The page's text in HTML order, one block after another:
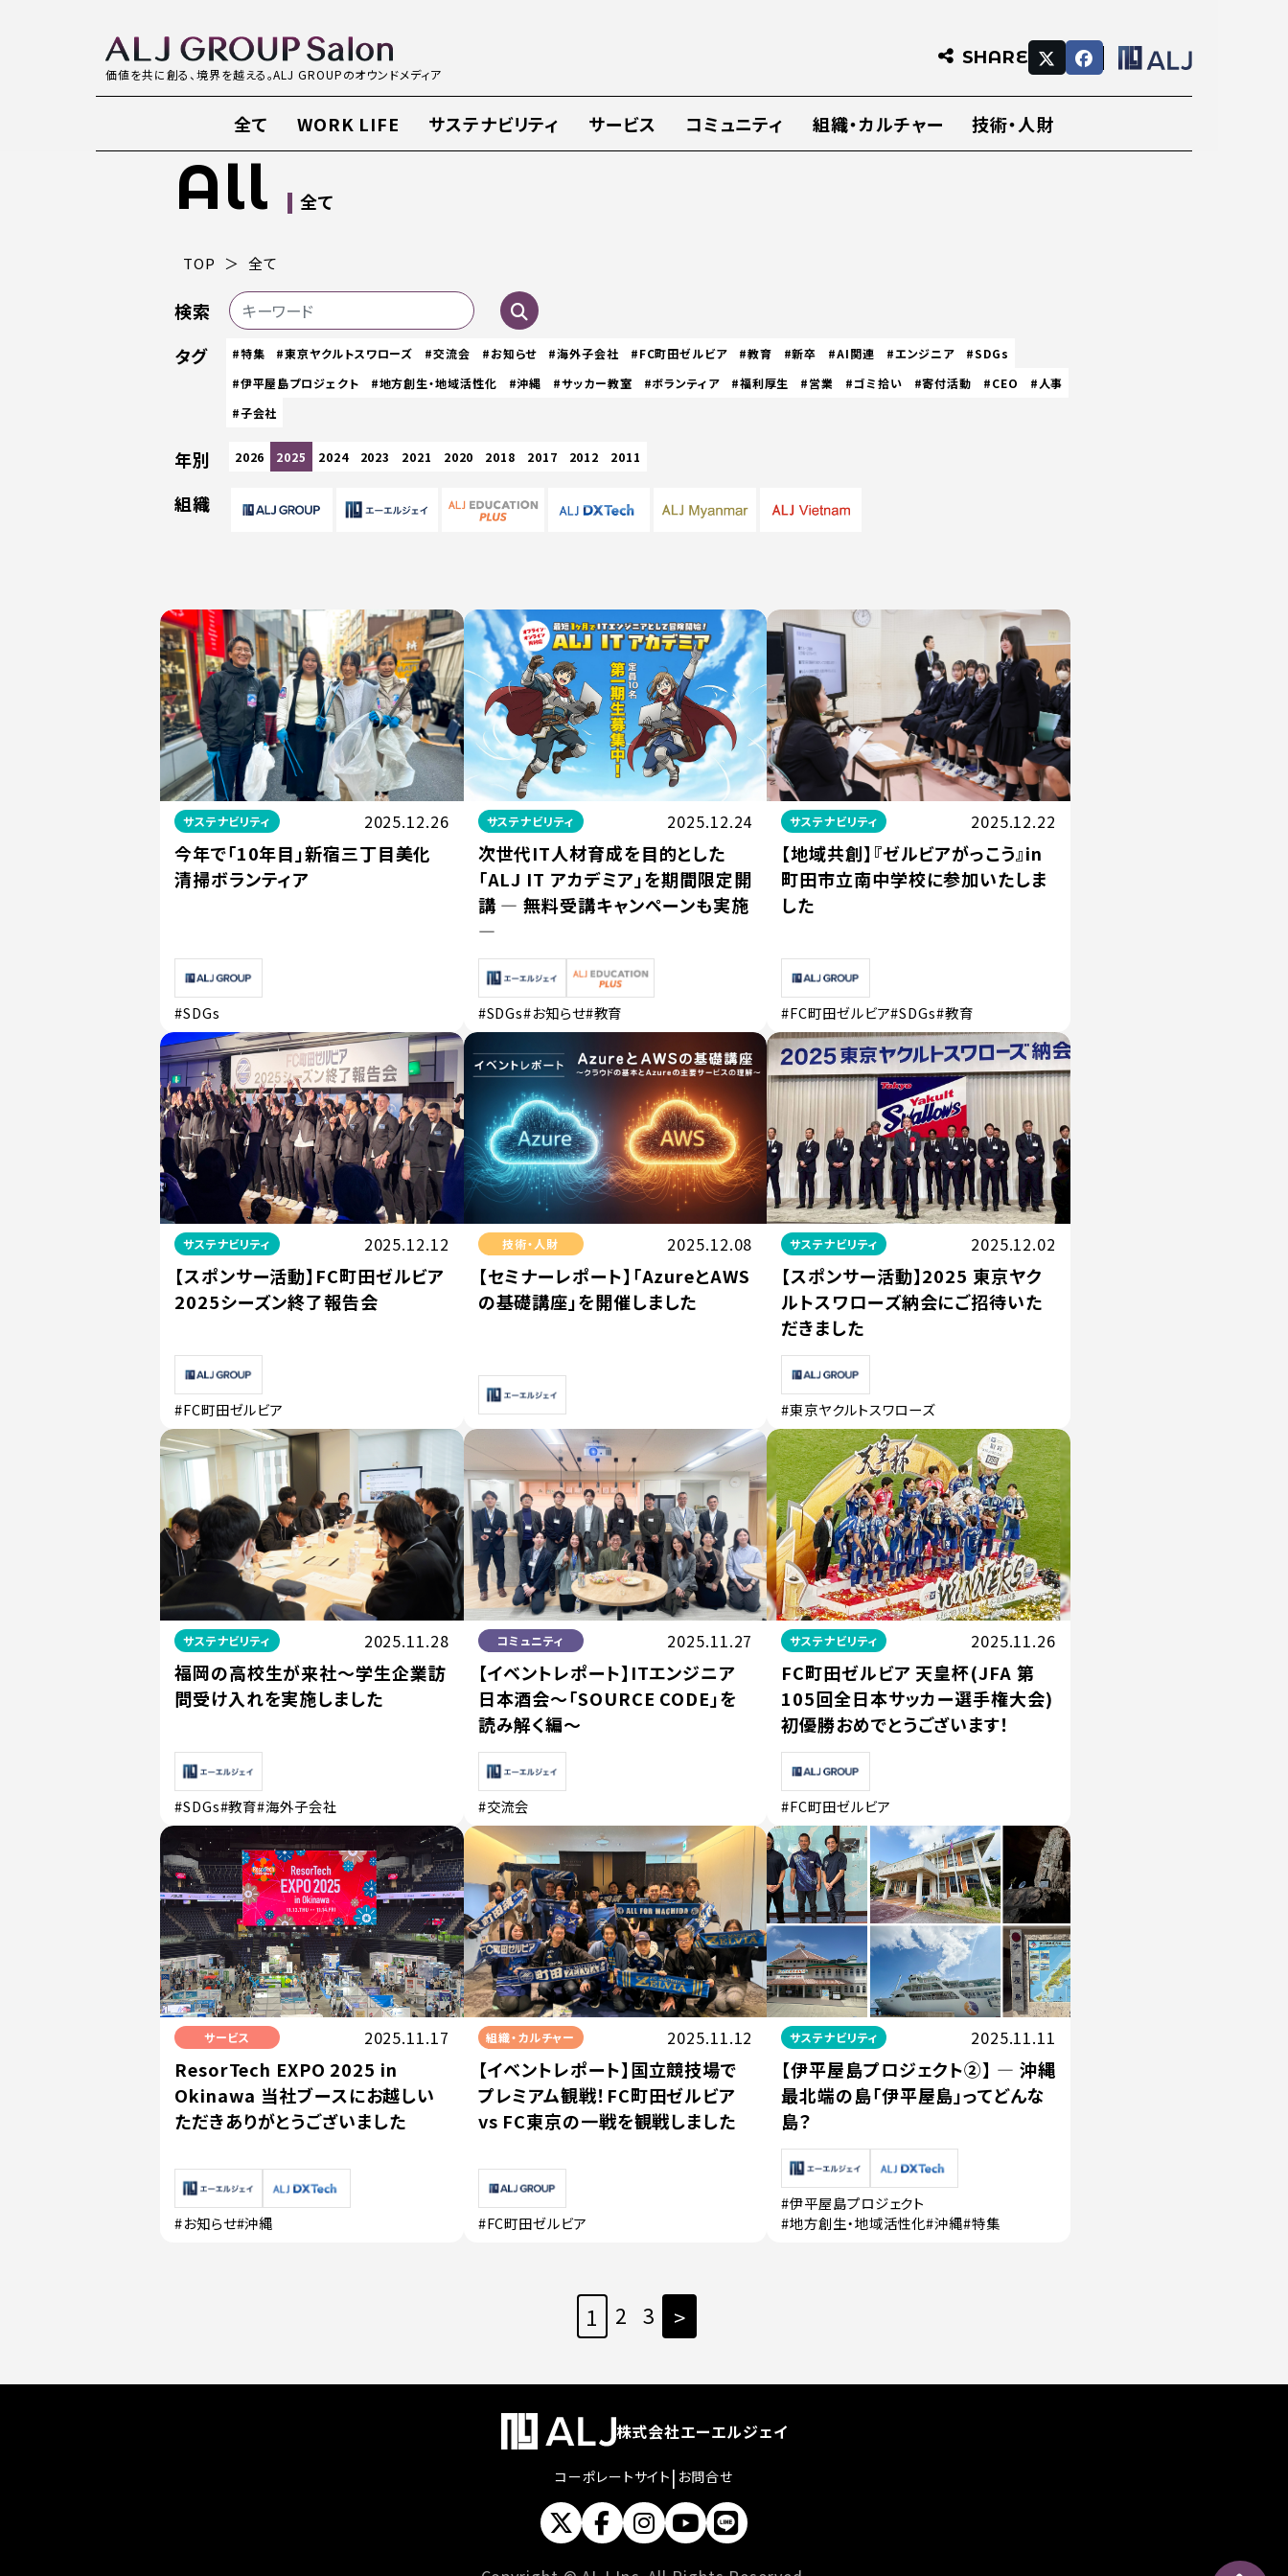
価値を共に創る、境界を越える。ALJ GROUPのオウンドメディア
SHARE
全て WORK LIFE サステナビリティ サービス コミュニティ 組織・カルチャー 技術・人財
All 全て
TOP 全て
検索
タグ
#特集 #東京ヤクルトスワローズ #交流会 #お知らせ #海外子会社 #FC町田ゼルビア #教育 #新卒 #AI関連 #エンジニア
#SDGs
#伊平屋島プロジェクト
#地方創生・地域活性化 #沖縄 #サッカー教室 #ボランティア #福利厚生 #営業 #ゴミ拾い #寄付活動 #CEO
#人事
#子会社
年別 2026 2025 2024 2023 2021 2020 2018 2017 2012 2011
組織
サステナビリティ 2025.12.26
今年で「10年目」新宿三丁目美化
清掃ボランティア
#SDGs
サステナビリティ 2025.12.24
次世代IT人材育成を目的とした
「ALJ IT アカデミア」を期間限定開
講 ― 無料受講キャンペーンも実施
―
#SDGs#お知らせ#教育
サステナビリティ 2025.12.22
【地域共創】『ゼルビアがっこう』in
町田市立南中学校に参加いたしま
した
#FC町田ゼルビア#SDGs#教育
サステナビリティ 2025.12.12
【スポンサー活動】FC町田ゼルビア
2025シーズン終了報告会
#FC町田ゼルビア
技術・人財 2025.12.08
【セミナーレポート】「AzureとAWS
の基礎講座」を開催しました
サステナビリティ 2025.12.02
【スポンサー活動】2025 東京ヤク
ルトスワローズ納会にご招待いた
だきました
#東京ヤクルトスワローズ
サステナビリティ 2025.11.28
福岡の高校生が来社〜学生企業訪
問受け入れを実施しました
#SDGs#教育#海外子会社
コミュニティ 2025.11.27
【イベントレポート】ITエンジニア
日本酒会〜「SOURCE CODE」を
読み解く編〜
#交流会
サステナビリティ 2025.11.26
FC町田ゼルビア 天皇杯(JFA 第
105回全日本サッカー選手権大会)
初優勝おめでとうございます！
#FC町田ゼルビア
サービス 2025.11.17
ResorTech EXPO 2025 in
Okinawa 当社ブースにお越しい
ただきありがとうございました
#お知らせ#沖縄
組織・カルチャー 2025.11.12
【イベントレポート】国立競技場で
プレミアム観戦！FC町田ゼルビア
vs FC東京の一戦を観戦しました
#FC町田ゼルビア
サステナビリティ 2025.11.11
【伊平屋島プロジェクト②】 ― 沖縄
最北端の島「伊平屋島」ってどんな
島？
#伊平屋島プロジェクト
#地方創生・地域活性化#沖縄#特集
1 2 3 >
株式会社エーエルジェイ
コーポレートサイト | お問合せ